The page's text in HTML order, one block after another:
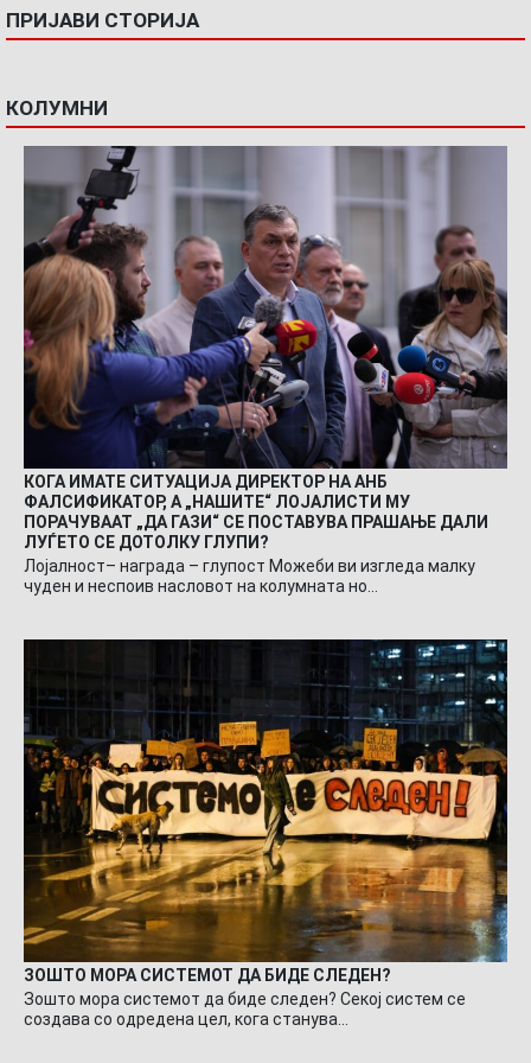
ПРИЈАВИ СТОРИЈА
КОЛУМНИ
КОГА ИМАТЕ СИТУАЦИЈА ДИРЕКТОР НА АНБ
ФАЛСИФИКАТОР, А „НАШИТЕ“ ЛОЈАЛИСТИ МУ
ПОРАЧУВААТ „ДА ГАЗИ“ СЕ ПОСТАВУВА ПРАШАЊЕ ДАЛИ
ЛУЃЕТО СЕ ДОТОЛКУ ГЛУПИ?
Лојалност– награда – глупост Можеби ви изгледа малку
чуден и неспоив насловот на колумната но…
ЗОШТО МОРА СИСТЕМОТ ДА БИДЕ СЛЕДЕН?
Зошто мора системот да биде следен? Секој систем се
создава со одредена цел, кога станува…